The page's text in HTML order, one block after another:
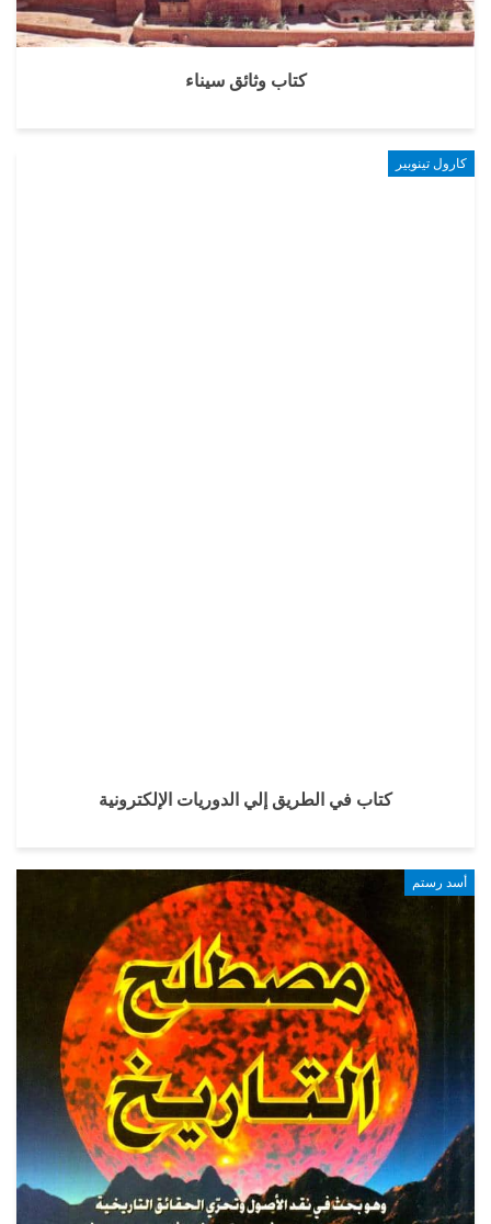
كتاب وثائق سيناء
كارول تينوبير
كتاب في الطريق إلي الدوريات الإلكترونية
أسد رستم